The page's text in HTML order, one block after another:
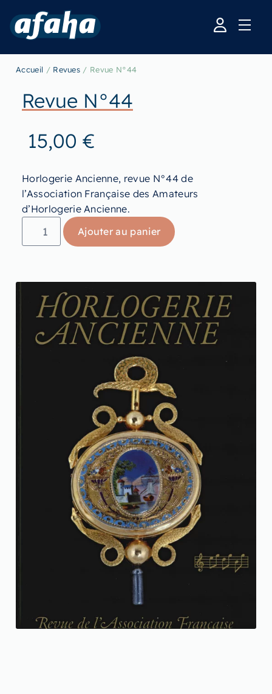
Accueil / Revues / Revue N°44
Revue N°44
15,00 €
Horlogerie Ancienne, revue N°44 de
l’Association Française des Amateurs
d’Horlogerie Ancienne.
Ajouter au panier